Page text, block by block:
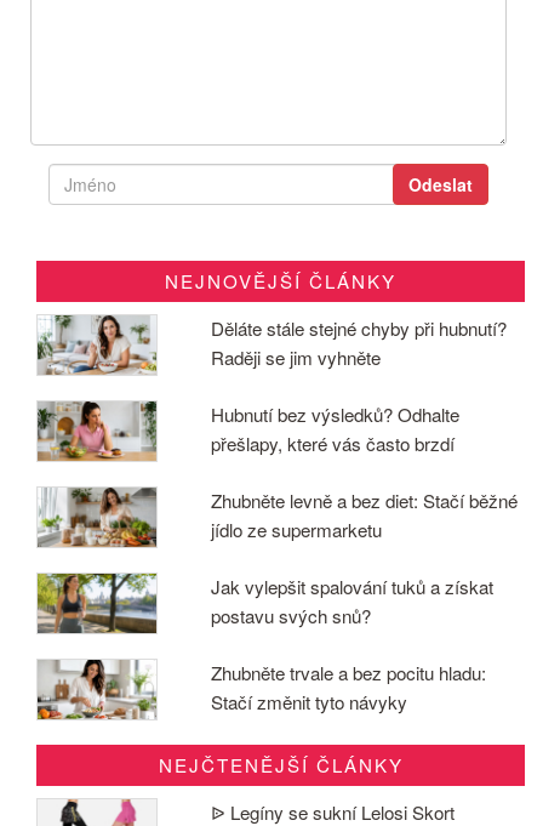
NEJNOVĚJŠÍ ČLÁNKY
Děláte stále stejné chyby při hubnutí?
Raději se jim vyhněte
Hubnutí bez výsledků? Odhalte
přešlapy, které vás často brzdí
Zhubněte levně a bez diet: Stačí běžné
jídlo ze supermarketu
Jak vylepšit spalování tuků a získat
postavu svých snů?
Zhubněte trvale a bez pocitu hladu:
Stačí změnit tyto návyky
NEJČTENĚJŠÍ ČLÁNKY
ᐉ Legíny se sukní Lelosi Skort